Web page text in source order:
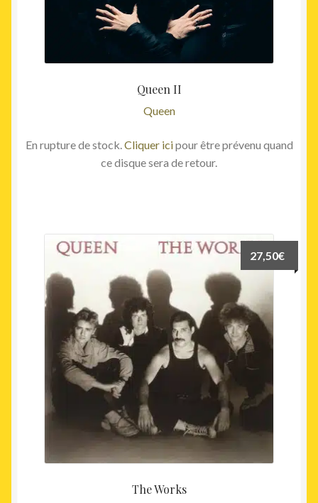
Queen II
Queen
En rupture de stock.Cliquer icipour être prévenu quand
ce disque sera de retour.
The Works
27,50€